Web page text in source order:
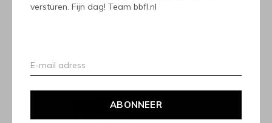
versturen. Fijn dag! Team bbfl.nl
ABONNEER
Reviews
Recente artikelen